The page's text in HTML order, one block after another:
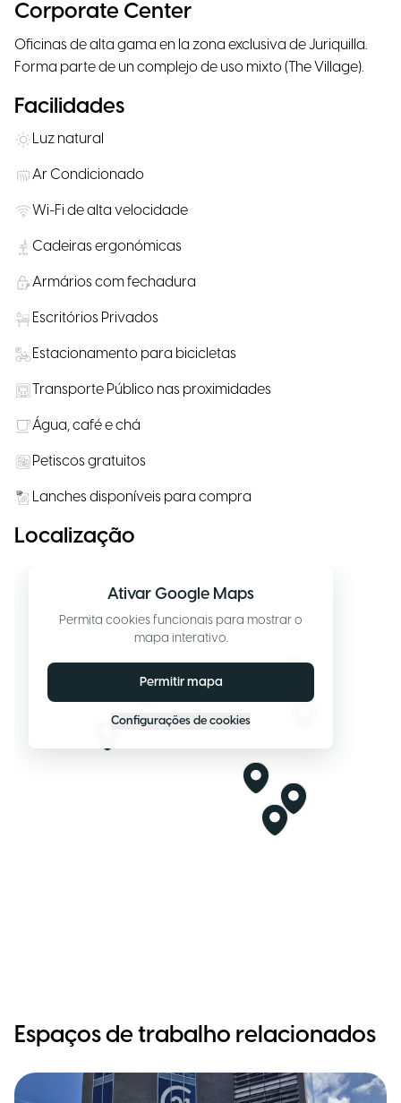
Corporate Center
Oficinas de alta gama en la zona exclusiva de Juriquilla.
Forma parte de un complejo de uso mixto (The Village).
Facilidades
Luz natural
Ar Condicionado
Wi-Fi de alta velocidade
Cadeiras ergonómicas
Armários com fechadura
Escritórios Privados
Estacionamento para bicicletas
Transporte Público nas proximidades
Água, café e chá
Petiscos gratuitos
Lanches disponíveis para compra
Localização
Ativar Google Maps
Permita cookies funcionais para mostrar o
mapa interativo.
Permitir mapa
Configurações de cookies
Espaços de trabalho relacionados